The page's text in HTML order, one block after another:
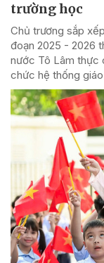
trường học
Chủ trương sắp
đoạn 2025 - 2026
nước Tô Lâm thực
chức hệ thống